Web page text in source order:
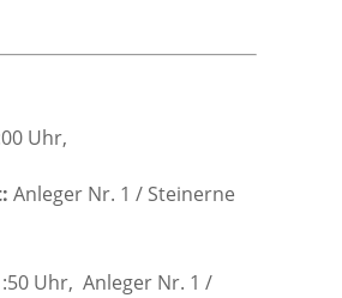
Uhr,
Anleger Nr. 1 / Steinerne
Uhr, Anleger Nr. 1 /